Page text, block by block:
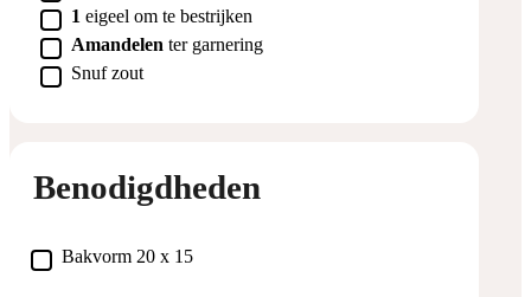
▢
1 eigeel om te bestrijken
▢
Amandelen ter garnering
▢
Snuf zout
Benodigdheden
▢
Bakvorm 20 x 15